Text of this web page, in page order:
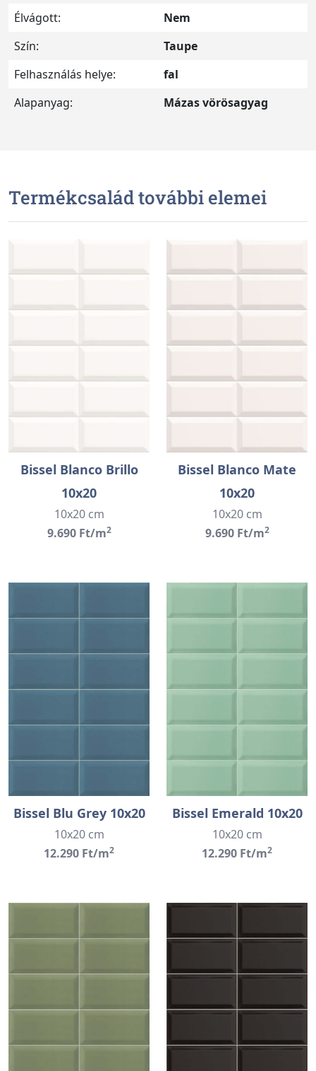
Élvágott:
Nem
Szín:
Taupe
Felhasználás helye:
fal
Alapanyag:
Mázas vörösagyag
Termékcsalád további elemei
Bissel Blanco Brillo
10x20
10x20 cm
9.690 Ft/m2
Bissel Blanco Mate
10x20
10x20 cm
9.690 Ft/m2
Bissel Blu Grey 10x20
10x20 cm
12.290 Ft/m2
Bissel Emerald 10x20
10x20 cm
12.290 Ft/m2